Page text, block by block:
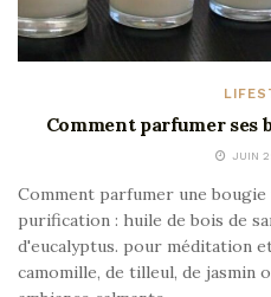
Comment parfumer ses
JUIN
Comment parfumer une
purification : huile de bois de
d'eucalyptus. pour méditation
camomille, de tilleul, de jasmin